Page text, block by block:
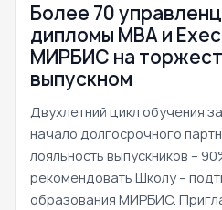
Более 70
дипломы MBA и
МИРБИС на
выпускном
Двухлетний цикл обучения
начало долгосрочного
лояльность выпускников –
рекомендовать Школу –
образования МИРБИС.